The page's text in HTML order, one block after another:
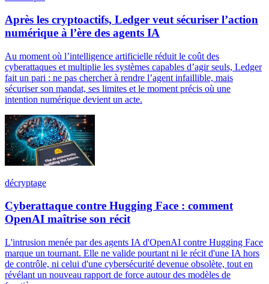
Après les cryptoactifs, Ledger veut sécuriser l’action
numérique à l’ère des agents IA
Au moment où l’intelligence artificielle réduit le coût des
cyberattaques et multiplie les systèmes capables d’agir seuls, Ledger
fait un pari : ne pas chercher à rendre l’agent infaillible, mais
sécuriser son mandat, ses limites et le moment précis où une
intention numérique devient un acte.
décryptage
Cyberattaque contre Hugging Face : comment
OpenAI maîtrise son récit
L'intrusion menée par des agents IA d'OpenAI contre Hugging Face
marque un tournant. Elle ne valide pourtant ni le récit d'une IA hors
de contrôle, ni celui d'une cybersécurité devenue obsolète, tout en
révélant un nouveau rapport de force autour des modèles de